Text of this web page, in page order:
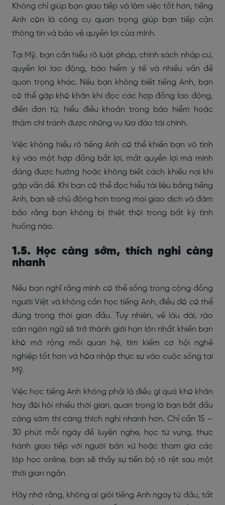
Không chỉ giúp bạn giao tiếp và làm việc tốt hơn, tiếng
Anh còn là công cụ quan trọng giúp bạn tiếp cận
thông tin và bảo vệ quyền lợi của mình.
Tại Mỹ, bạn cần hiểu rõ luật pháp, chính sách nhập cư,
quyền lợi lao động, bảo hiểm y tế và nhiều vấn đề
quan trọng khác. Nếu bạn không biết tiếng Anh, bạn
có thể gặp khó khăn khi đọc các hợp đồng lao động,
điền đơn từ, hiểu điều khoản trong bảo hiểm hoặc
thậm chí tránh được những vụ lừa đảo tài chính.
Việc không hiểu rõ tiếng Anh có thể khiến bạn vô tình
ký vào một hợp đồng bất lợi, mất quyền lợi mà mình
đáng được hưởng hoặc không biết cách khiếu nại khi
gặp vấn đề. Khi bạn có thể đọc hiểu tài liệu bằng tiếng
Anh, bạn sẽ chủ động hơn trong mọi giao dịch và đảm
bảo rằng bạn không bị thiệt thòi trong bất kỳ tình
huống nào.
1.5. Học càng sớm, thích nghi càng
nhanh
Nếu bạn nghĩ rằng mình có thể sống trong cộng đồng
người Việt và không cần học tiếng Anh, điều đó có thể
đúng trong thời gian đầu. Tuy nhiên, về lâu dài, rào
cản ngôn ngữ sẽ trở thành giới hạn lớn nhất khiến bạn
khó mở rộng mối quan hệ, tìm kiếm cơ hội nghề
nghiệp tốt hơn và hòa nhập thực sự vào cuộc sống tại
Mỹ.
Việc học tiếng Anh không phải là điều gì quá khó khăn
hay đòi hỏi nhiều thời gian, quan trọng là bạn bắt đầu
càng sớm thì càng thích nghi nhanh hơn. Chỉ cần 15 –
30 phút mỗi ngày để luyện nghe, học từ vựng, thực
hành giao tiếp với người bản xứ hoặc tham gia các
lớp học online, bạn sẽ thấy sự tiến bộ rõ rệt sau một
thời gian ngắn.
Hãy nhớ rằng, không ai giỏi tiếng Anh ngay từ đầu, tất